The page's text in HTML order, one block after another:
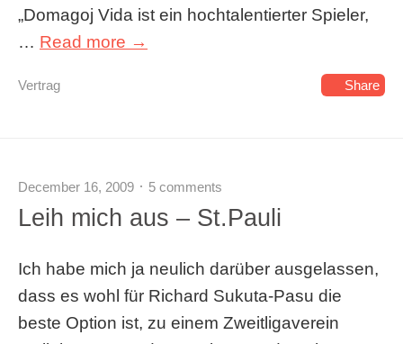
„Domagoj Vida ist ein hochtalentierter Spieler,
… Read more →
Vertrag Share
December 16, 2009 5 comments
Leih mich aus – St.Pauli
Ich habe mich ja neulich darüber ausgelassen,
dass es wohl für Richard Sukuta-Pasu die
beste Option ist, zu einem Zweitligaverein